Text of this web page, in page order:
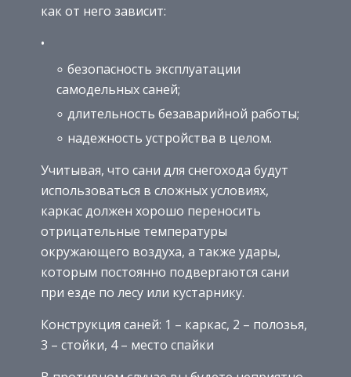
как от него зависит:
безопасность эксплуатации
самодельных саней;
длительность безаварийной работы;
надежность устройства в целом.
Учитывая, что сани для снегохода будут
использоваться в сложных условиях,
каркас должен хорошо переносить
отрицательные температуры
окружающего воздуха, а также удары,
которым постоянно подвергаются сани
при езде по лесу или кустарнику.
Конструкция саней: 1 – каркас, 2 – полозья,
3 – стойки, 4 – место спайки